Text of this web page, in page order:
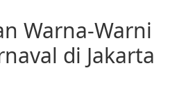
Warna-Warni
di Jakarta